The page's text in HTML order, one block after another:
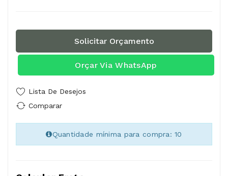
Solicitar Orçamento
Orçar Via WhatsApp
Lista De Desejos
Comparar
Quantidade mínima para compra: 10